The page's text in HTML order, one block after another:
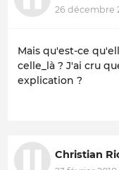
26 décembre
Mais qu'est-ce
celle_là ? J'ai cru
explication ?
Christian